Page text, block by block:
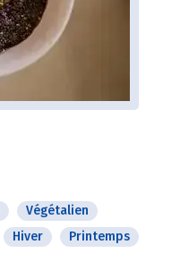
Végétalien
Hiver Printemps